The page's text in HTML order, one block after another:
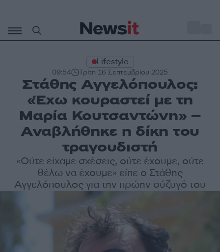
περιεχόμενο
Lifestyle
09:54 Τρίτη 16 Σεπτεμβρίου 2025
Στάθης Αγγελόπουλος:
«Έχω κουραστεί με τη
Μαρία Κουτσαντώνη» –
Αναβλήθηκε η δίκη του
τραγουδιστή
«Ούτε είχαμε σχέσεις, ούτε έχουμε, ούτε
θέλω να έχουμε» είπε ο Στάθης
Αγγελόπουλος για την πρώην σύζυγό του